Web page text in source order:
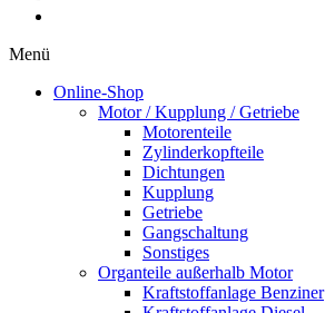
Menü
Online-Shop
Motor / Kupplung / Getriebe
Motorenteile
Zylinderkopfteile
Dichtungen
Kupplung
Getriebe
Gangschaltung
Sonstiges
Organteile außerhalb Motor
Kraftstoffanlage Benziner